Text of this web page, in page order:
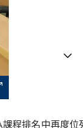
嘉因教授和凱洛
課程排名中再度位